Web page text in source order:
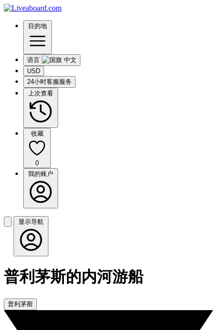
目的地
语言
USD
24小时客服服务
上次查看
收藏
0
我的账户
显示导航
普利茅斯的内河游船
普利茅斯